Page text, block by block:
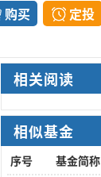
购买 定投
相关阅读
相似基金
序号 基金简称